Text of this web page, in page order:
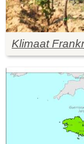
Klimaat